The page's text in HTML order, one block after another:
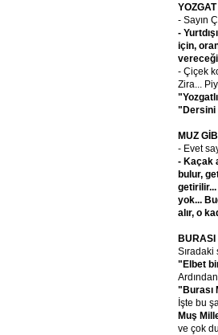
YOZGAT
- Sayın
-
için,
- Çiçek
Zira...
"Yozgatlı
"Dersini
MUZ
- Evet
- Kaçak
bulur,
getirilir...
yok...
alır, o
BURASI
Sıradaki
"Elbet
"Burası
İşte bu
Muş
ve çok